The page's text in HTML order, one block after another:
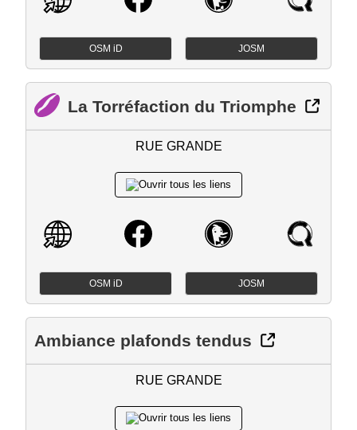
OSM iD JOSM
La Torréfaction du Triomphe
RUE GRANDE
OSM iD JOSM
Ambiance plafonds tendus
RUE GRANDE